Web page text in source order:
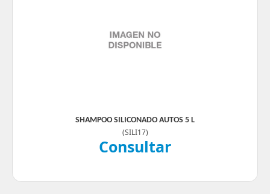
SHAMPOO SILICONADO AUTOS 5 L
(SILI17)
Consultar